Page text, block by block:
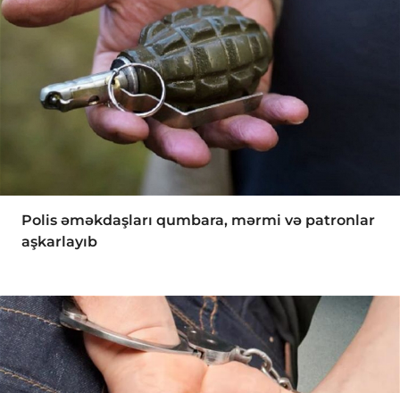
Polis əməkdaşları qumbara, mərmi və patronlar
aşkarlayıb